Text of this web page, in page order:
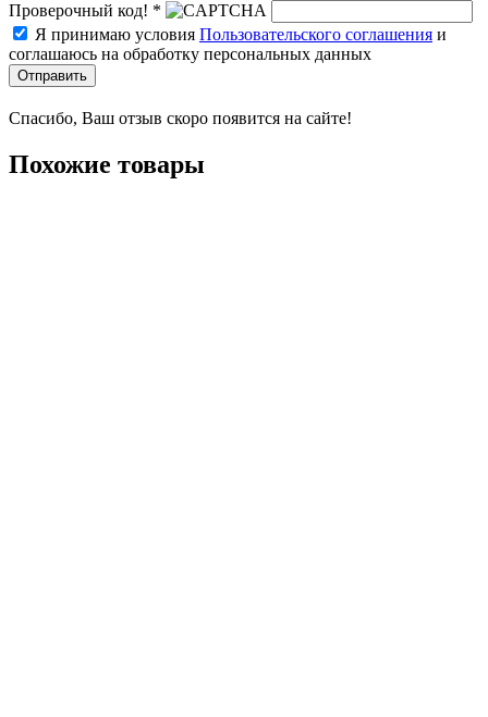
Проверочный код! *
Я принимаю условия Пользовательского соглашения и
соглашаюсь на обработку персональных данных
Отправить
Спасибо, Ваш отзыв скоро появится на сайте!
Похожие товары